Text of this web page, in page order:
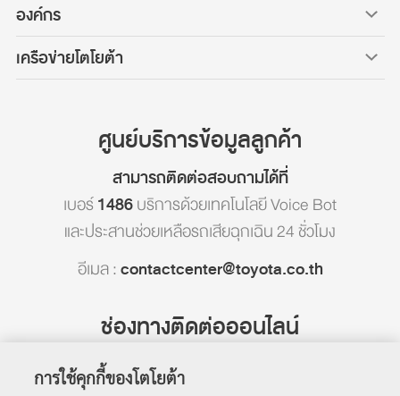
องค์กร
เครือข่ายโตโยต้า
ศูนย์บริการข้อมูลลูกค้า
สามารถติดต่อสอบถามได้ที่
เบอร์1486บริการด้วยเทคโนโลยี Voice Bot
และประสานช่วยเหลือรถเสียฉุกเฉิน 24 ชั่วโมง
อีเมล :contactcenter@toyota.co.th
ช่องทางติดต่อออนไลน์
การใช้คุกกี้ของโตโยต้า